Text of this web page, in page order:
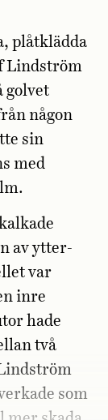
plåtklädda
Lindström
golvet
någon
sin
med
av ytter­
var
inre
hade
två
ström
som